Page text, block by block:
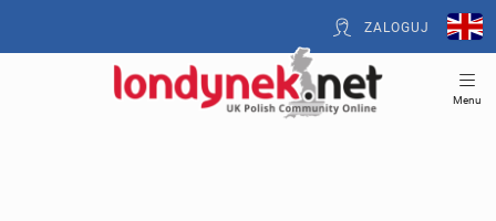
ZALOGUJ
Menu